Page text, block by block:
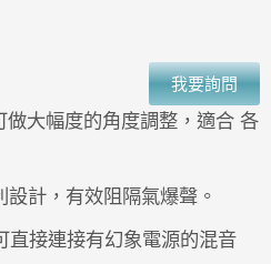
我要詢問
做大幅度的角度調整，適合 各
計，有效阻隔氣爆聲。
直接連接有幻象電源的混音